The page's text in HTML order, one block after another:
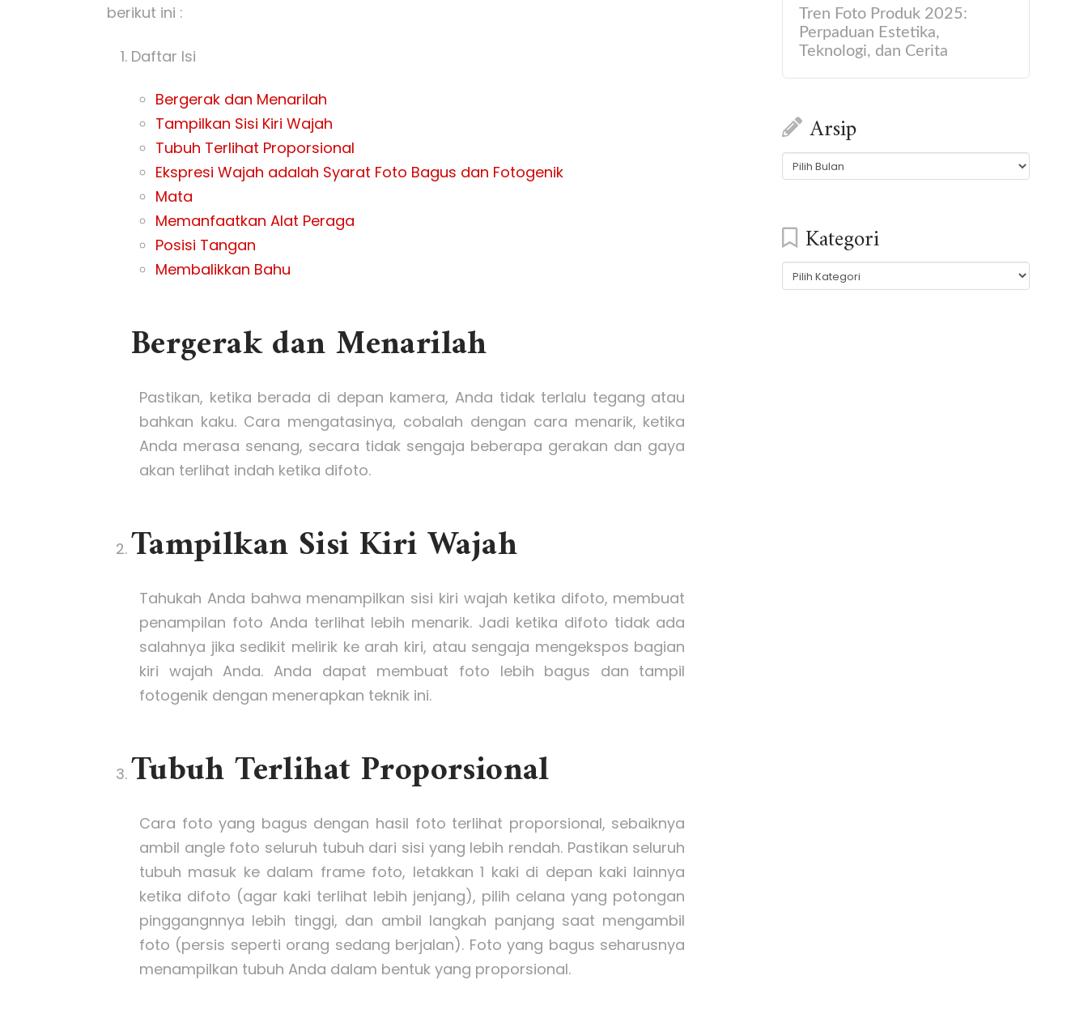
berikut ini :
Daftar Isi
Bergerak dan Menarilah
Tampilkan Sisi Kiri Wajah
Tubuh Terlihat Proporsional
Ekspresi Wajah adalah Syarat Foto Bagus dan Fotogenik
Mata
Memanfaatkan Alat Peraga
Posisi Tangan
Membalikkan Bahu
Bergerak dan Menarilah
Pastikan, ketika berada di depan kamera, Anda tidak terlalu tegang atau
bahkan kaku. Cara mengatasinya, cobalah dengan cara menarik, ketika
Anda merasa senang, secara tidak sengaja beberapa gerakan dan gaya
akan terlihat indah ketika difoto.
Tampilkan Sisi Kiri Wajah
Tahukah Anda bahwa menampilkan sisi kiri wajah ketika difoto, membuat
penampilan foto Anda terlihat lebih menarik. Jadi ketika difoto tidak ada
salahnya jika sedikit melirik ke arah kiri, atau sengaja mengekspos bagian
kiri wajah Anda. Anda dapat membuat foto lebih bagus dan tampil
fotogenik dengan menerapkan teknik ini.
Tubuh Terlihat Proporsional
Cara foto yang bagus dengan hasil foto terlihat proporsional, sebaiknya
ambil angle foto seluruh tubuh dari sisi yang lebih rendah. Pastikan seluruh
tubuh masuk ke dalam frame foto, letakkan 1 kaki di depan kaki lainnya
ketika difoto (agar kaki terlihat lebih jenjang), pilih celana yang potongan
pinggangnnya lebih tinggi, dan ambil langkah panjang saat mengambil
foto (persis seperti orang sedang berjalan). Foto yang bagus seharusnya
menampilkan tubuh Anda dalam bentuk yang proporsional.
Tren Foto Produk 2025:
Perpaduan Estetika,
Teknologi, dan Cerita
Arsip
Arsip
Kategori
Kategori